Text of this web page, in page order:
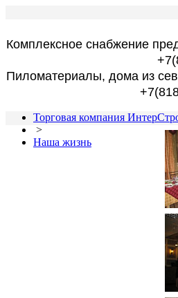
Комплексное снабжение
Пиломатериалы, дома из
Торговая компания
>
Наша жизнь